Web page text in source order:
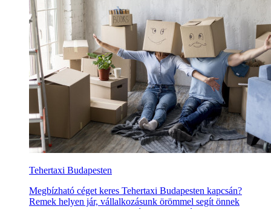
Tehertaxi Budapesten
Megbízható céget keres Tehertaxi Budapesten kapcsán?
Remek helyen jár, vállalkozásunk örömmel segít önnek